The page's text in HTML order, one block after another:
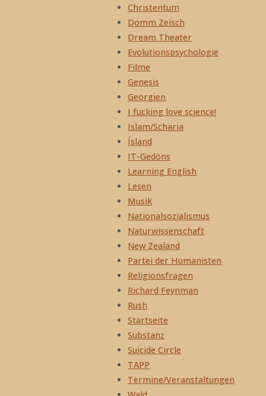
Christentum
Domm Zeisch
Dream Theater
Evolutionspsychologie
Filme
Genesis
Georgien
I fucking love science!
Islam/Scharia
Ísland
IT-Gedöns
Learning English
Lesen
Musik
Nationalsozialismus
Naturwissenschaft
New Zealand
Partei der Humanisten
Religionsfragen
Richard Feynman
Rush
Startseite
Substanz
Suicide Circle
TAPP
Termine/Veranstaltungen